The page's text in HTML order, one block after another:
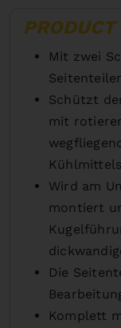
Mit zwei
Schützt
mit
Wird am
montiert
Die
Komplett